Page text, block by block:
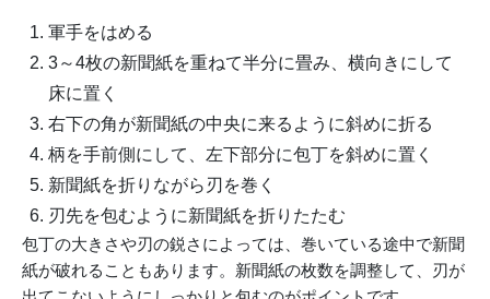
軍手をはめる
3～4枚の新聞紙を重ねて半分に畳み、横向きにして
床に置く
右下の角が新聞紙の中央に来るように斜めに折る
柄を手前側にして、左下部分に包丁を斜めに置く
新聞紙を折りながら刃を巻く
刃先を包むように新聞紙を折りたたむ
包丁の大きさや刃の鋭さによっては、巻いている途中で新聞
紙が破れることもあります。新聞紙の枚数を調整して、刃が